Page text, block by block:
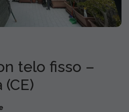
telo fisso –